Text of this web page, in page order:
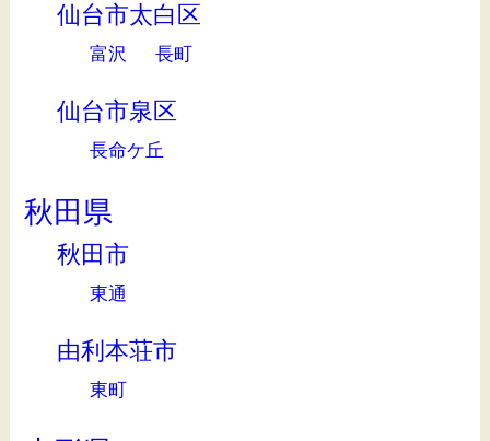
仙台市太白区
富沢 長町
仙台市泉区
長命ケ丘
秋田県
秋田市
東通
由利本荘市
東町